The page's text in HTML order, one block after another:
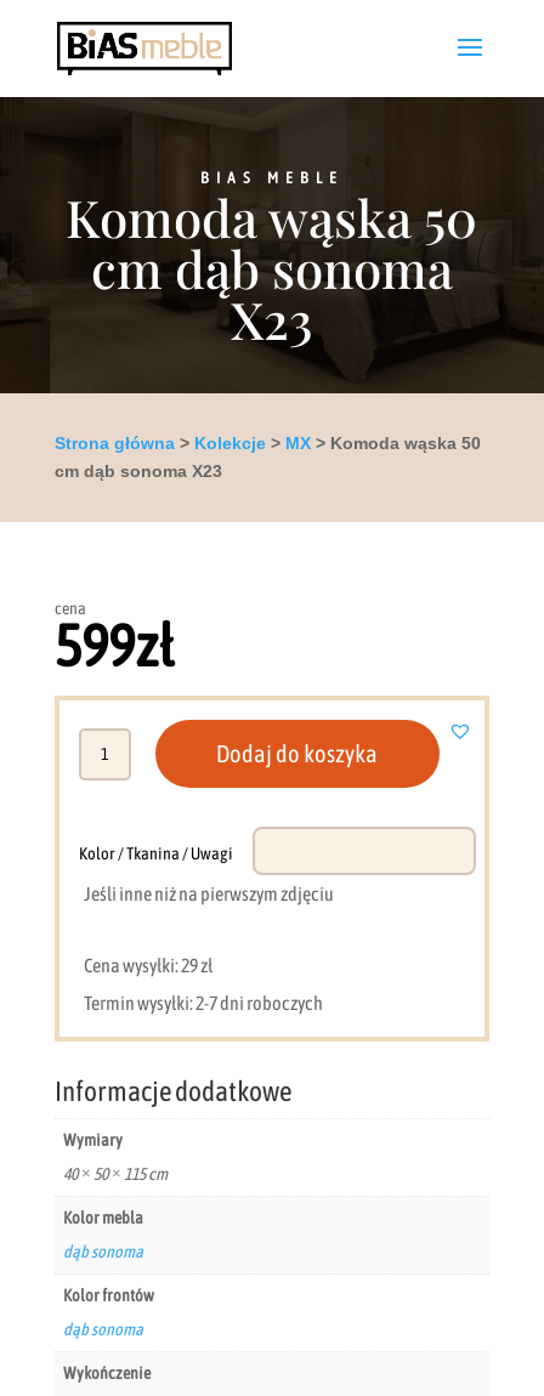
BIAS MEBLE
Komoda wąska 50
cm dąb sonoma
X23
Strona główna> Kolekcje> MX> Komoda wąska 50
cm dąb sonoma X23
cena
599zł
cm
sonoma
Dodaj do koszyka
Kolor / Tkanina / Uwagi
Jeśli inne niż na pierwszym zdjęciu
Cena wysyłki: 29 zł
Termin wysyłki: 2-7 dni roboczych
Informacje dodatkowe
Wymiary
40 × 50 × 115 cm
Kolor mebla
dąb sonoma
Kolor frontów
dąb sonoma
Wykończenie